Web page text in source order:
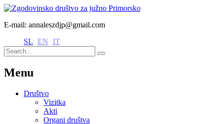
E-mail: annaleszdjp@gmail.com
SL EN IT
Menu
Društvo
Vizitka
Akti
Organi društva